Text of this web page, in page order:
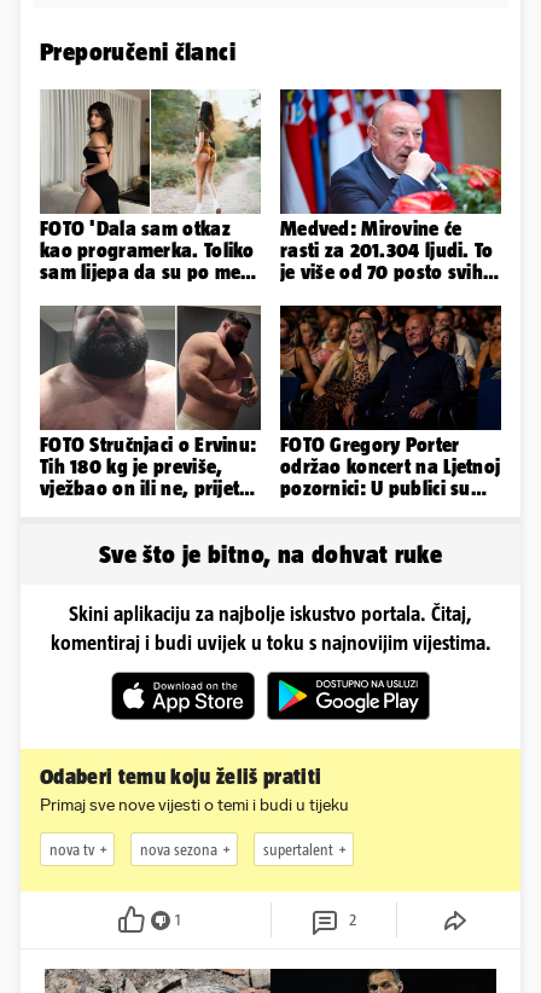
Preporučeni članci
FOTO 'Dala sam otkaz
kao programerka. Toliko
sam lijepa da su po meni
Medved: Mirovine će
rasti za 201.304 ljudi. To
je više od 70 posto svih
FOTO Stručnjaci o Ervinu:
Tih 180 kg je previše,
vježbao on ili ne, prijete
FOTO Gregory Porter
održao koncert na Ljetnoj
pozornici: U publici su
Sve što je bitno, na dohvat ruke
Skini aplikaciju za najbolje iskustvo portala. Čitaj,
komentiraj i budi uvijek u toku s najnovijim vijestima.
Odaberi temu koju želiš pratiti
Primaj sve nove vijesti o temi i budi u tijeku
nova tv nova sezona supertalent
1 2